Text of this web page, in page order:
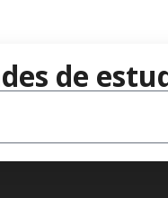
de